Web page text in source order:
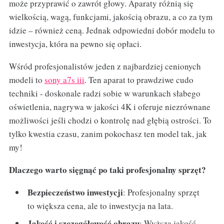
może przyprawić o zawrót głowy. Aparaty różnią się
wielkością, wagą, funkcjami, jakością obrazu, a co za tym
idzie – również ceną. Jednak odpowiedni dobór modelu to
inwestycja, która na pewno się opłaci.
Wśród profesjonalistów jeden z najbardziej cenionych
modeli to sony a7s iii. Ten aparat to prawdziwe cudo
techniki - doskonale radzi sobie w warunkach słabego
oświetlenia, nagrywa w jakości 4K i oferuje niezrównane
możliwości jeśli chodzi o kontrolę nad głębią ostrości. To
tylko kwestia czasu, zanim pokochasz ten model tak, jak
my!
Dlaczego warto sięgnąć po taki profesjonalny sprzęt?
Bezpieczeństwo inwestycji: Profesjonalny sprzęt
to większa cena, ale to inwestycja na lata.